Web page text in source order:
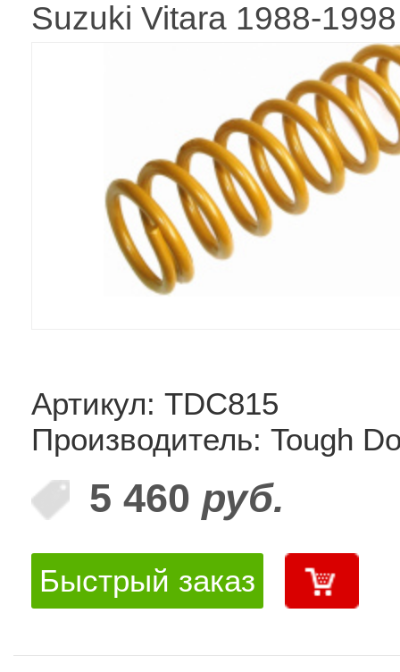
Suzuki Vitara 1988-
Артикул: TDC815
Производитель: Tough
5 460 руб.
Быстрый заказ